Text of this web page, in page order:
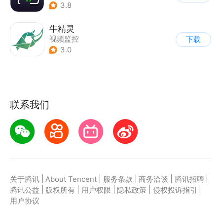
3.8
牛精灵
视频监控
3.0
下载
联系我们
关于腾讯 About Tencent 服务条款 商务洽谈 腾讯招聘
腾讯公益
版权所有 用户权限 隐私政策 侵权投诉指引
用户协议